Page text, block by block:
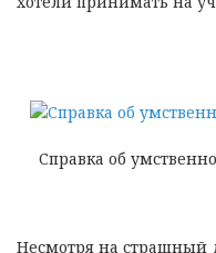
Справка об
Несмотря на страшный